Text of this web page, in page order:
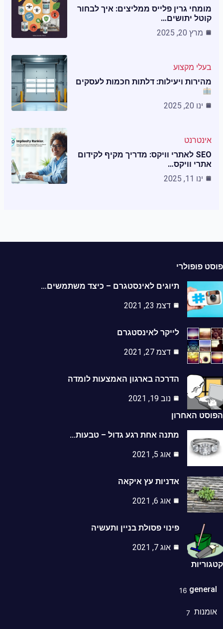
מומחי גרין פלייס ממליצים: איך לבחור
קוטל יתושים…
מרץ 20, 2025
בעלי מקצוע
מהירות ויעילות: דלתות חכמות לעסקים
ינו 20, 2025
אינטרנט
SEO לאתרי וויקס: מדריך מקיף לקידום
אתרי וויקס…
ינו 11, 2025
פופולרי
תיוגים לאינסטגרם – כיצד משתמשים…
דצמ 23, 2021
לייקר לאינסטגרם
דצמ 27, 2021
הדרכה בארגון האמצעות לומדה
נוב 19, 2021
האחרון
מתנה אחת רגע גדול – טבעות…
אוג 5, 2021
אדניות עץ איקאה
אוג 6, 2021
פינוי פסולת בניין ותעשיה
אוג 7, 2021
16
7